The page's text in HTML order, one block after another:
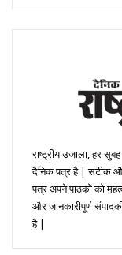
राष्ट्रीय उजाला, हर
दैनिक पत्र है | सटीक और
पत्र अपने पाठकों को
और जानकारीपूर्ण
है |